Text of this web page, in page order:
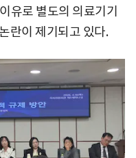
유로 별도의 의료기기
란이 제기되고 있다.